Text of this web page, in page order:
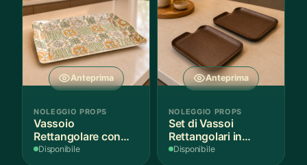
Anteprima
NOLEGGIO PROPS
Vassoio
Rettangolare con
Fantasia
Disponibile
Anteprima
NOLEGGIO PROPS
Set di Vassoi
Rettangolari in
Finitura Legno
Disponibile